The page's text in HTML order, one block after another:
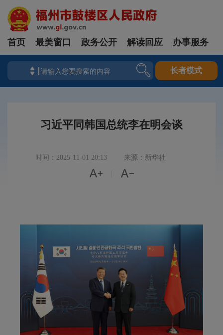
首页 最美窗口 政务公开 解读回应 办事服务
长者模式
习近平同韩国总统李在明会谈
时间：2025-11-01 20:13 来源：新华社
 